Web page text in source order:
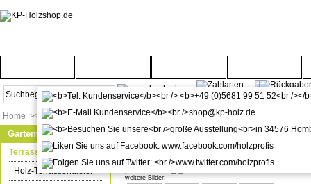
Home >> Gartenwelt >> Terrassenböden
WPC/BPC Terrassendielen
weitere Bilder:
Gartenwelt
Terrassenböden
Holz-Terrassendielen